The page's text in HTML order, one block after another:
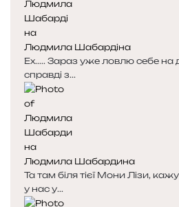
Людмила Шабардіна
Ех..... Зараз уже ловлю себе на
справді з...
Людмила Шабардина
Та там біля тієї Мони Лізи,
у нас у...